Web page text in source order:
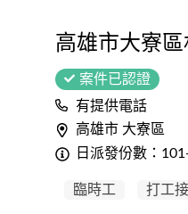
高雄市大寮
案件已認證
有提供電話
高雄市 大寮區
日派發份數：
臨時工 打工